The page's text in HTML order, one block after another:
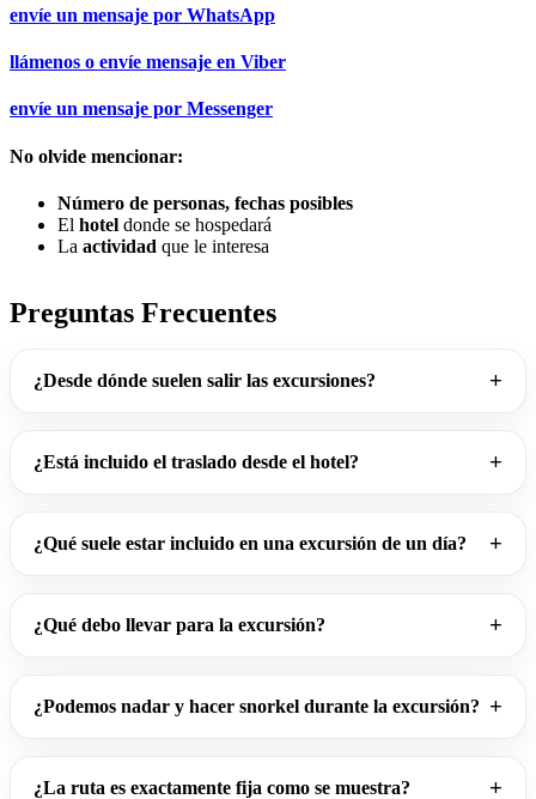
envíe un mensaje por WhatsApp
llámenos o envíe mensaje en Viber
envíe un mensaje por Messenger
No olvide mencionar:
Número de personas, fechas posibles
El hotel donde se hospedará
La actividad que le interesa
Preguntas Frecuentes
¿Desde dónde suelen salir las excursiones?
¿Está incluido el traslado desde el hotel?
¿Qué suele estar incluido en una excursión de un día?
¿Qué debo llevar para la excursión?
¿Podemos nadar y hacer snorkel durante la excursión?
¿La ruta es exactamente fija como se muestra?